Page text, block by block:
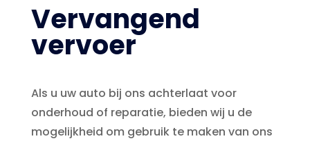
Vervangend
vervoer
Als u uw auto bij ons achterlaat voor
onderhoud of reparatie, bieden wij u de
mogelijkheid om gebruik te maken van ons